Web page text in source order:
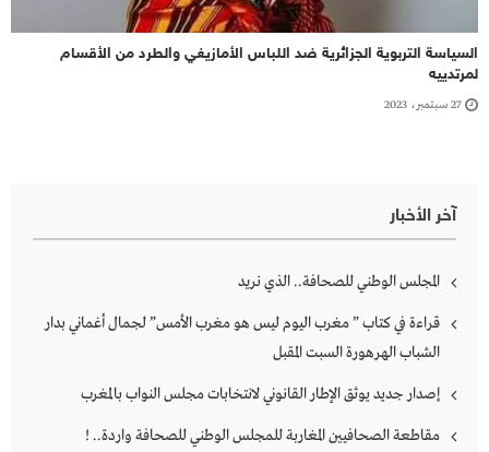
السياسة التربوية الجزائرية ضد اللباس الأمازيغي والطرد من الأقسام
لمرتدييه
27 سبتمبر، 2023
آخر الأخبار
المجلس الوطني للصحافة.. الذي نريد
قراءة في كتاب ” مغرب اليوم ليس هو مغرب الأمس” لجمال أغماني بدار
الشباب الهرهورة السبت المقبل
إصدار جديد يوثق الإطار القانوني لانتخابات مجلس النواب بالمغرب
مقاطعة الصحافيين المغاربة للمجلس الوطني للصحافة واردة.. !